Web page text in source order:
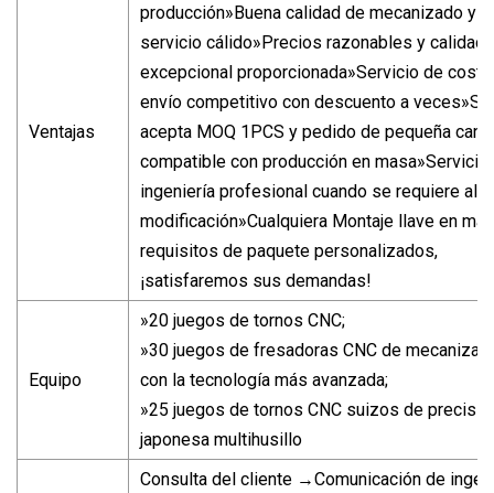
Ventajas
producción»Buena calidad de mecanizado y
servicio cálido»Precios razonables y calidad
excepcional proporcionada»Servicio de
envío competitivo con descuento a veces»Se
acepta MOQ 1PCS y pedido de pequeña
compatible con producción en masa»Servicio
ingeniería profesional cuando se requiere
modificación»Cualquiera Montaje llave en
requisitos de paquete personalizados,
¡satisfaremos sus demandas!
Equipo
»20 juegos de tornos CNC;
»30 juegos de fresadoras CNC de
con la tecnología más avanzada;
»25 juegos de tornos CNC suizos de
japonesa multihusillo
Consulta del cliente →Comunicación de